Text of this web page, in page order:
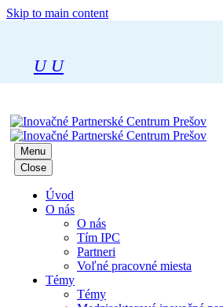
Skip to main content
U U
Menu
Close
Úvod
O nás
O nás
Tím IPC
Partneri
Voľné pracovné miesta
Témy
Témy